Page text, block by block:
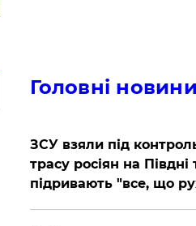
Головні новини
ЗСУ взяли під
трасу росіян на Півдні
підривають "все, що